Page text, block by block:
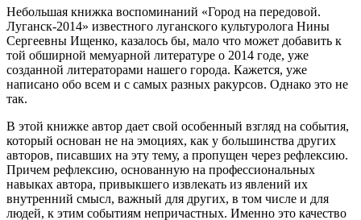
Небольшая книжка воспоминаний «Город на передовой.
Луганск-2014» известного луганского культуролога Нины
Сергеевны Ищенко, казалось бы, мало что может добавить к
той обширной мемуарной литературе о 2014 годе, уже
созданной литераторами нашего города. Кажется, уже
написано обо всем и с самых разных ракурсов. Однако это не
так.
В этой книжке автор дает свой особенный взгляд на события,
который основан не на эмоциях, как у большинства других
авторов, писавших на эту тему, а пропущен через рефлексию.
Причем рефлексию, основанную на профессиональных
навыках автора, привыкшего извлекать из явлений их
внутренний смысл, важный для других, в том числе и для
людей, к этим событиям непричастных. Именно это качество